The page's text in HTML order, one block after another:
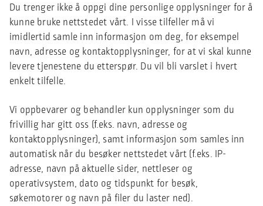
Du trenger ikke å oppgi dine personlige opplysninger for å
kunne bruke nettstedet vårt. I visse tilfeller må vi
imidlertid samle inn informasjon om deg, for eksempel
navn, adresse og kontaktopplysninger, for at vi skal kunne
levere tjenestene du etterspør. Du vil bli varslet i hvert
enkelt tilfelle.
Vi oppbevarer og behandler kun opplysninger som du
frivillig har gitt oss (f.eks. navn, adresse og
kontaktopplysninger), samt informasjon som samles inn
automatisk når du besøker nettstedet vårt (f.eks. IP-
adresse, navn på aktuelle sider, nettleser og
operativsystem, dato og tidspunkt for besøk,
søkemotorer og navn på filer du laster ned).